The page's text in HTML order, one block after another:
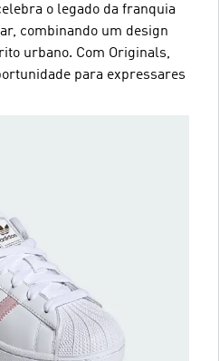
o legado da franquia
combinando um design
urbano. Com Originals,
para expressares